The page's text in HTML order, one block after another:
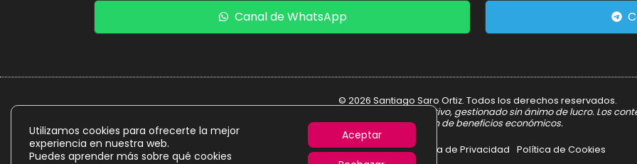
Canal de WhatsApp
© 2026 Santiago Saro Ortiz. Todos los derechos reservados.
La presente web es un proyecto personal de carácter informativo y divulgativo, gestionado sin ánimo de lucro. Los
obtención de beneficios económicos.
Aviso Legal Política de Privacidad Política de Cookies
Utilizamos cookies para ofrecerte la mejor
experiencia en nuestra web.
Puedes aprender más sobre qué cookies
Aceptar